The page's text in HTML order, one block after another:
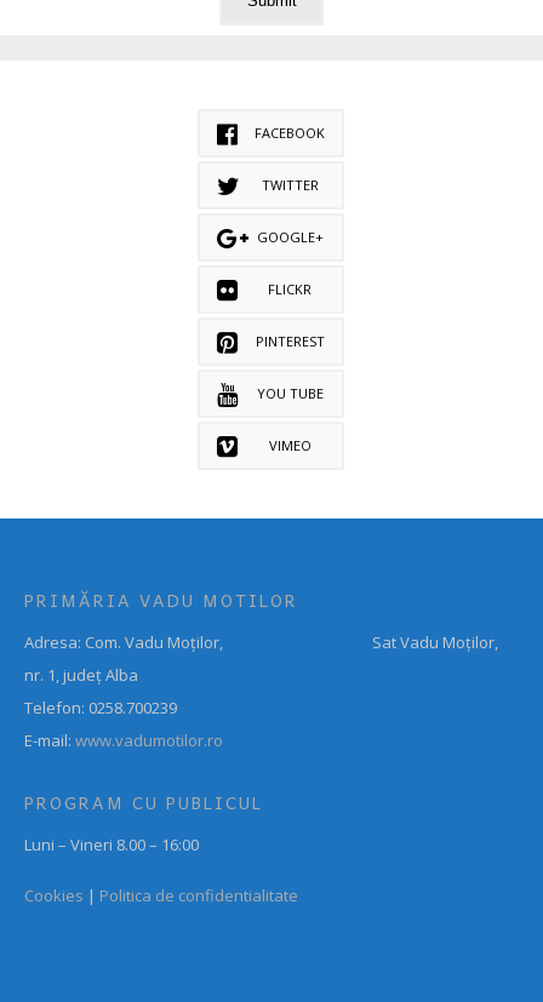
FACEBOOK
TWITTER
GOOGLE+
FLICKR
PINTEREST
YOU TUBE
VIMEO
PRIMĂRIA VADU MOTILOR
Adresa: Com. Vadu Moților, Sat Vadu Moților,
nr. 1, județ Alba
Telefon: 0258.700239
E-mail: www.vadumotilor.ro
PROGRAM CU PUBLICUL
Luni – Vineri 8.00 – 16:00
Cookies | Politica de confidentialitate